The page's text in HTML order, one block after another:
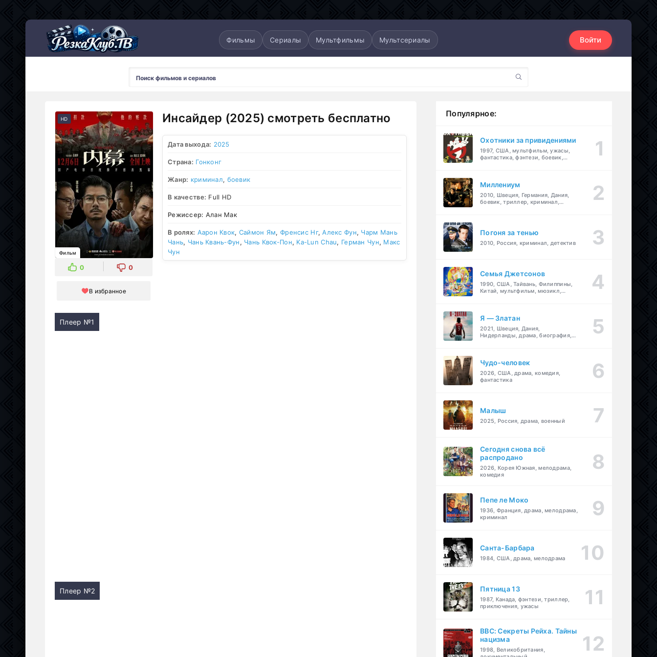
Фильмы Сериалы Мультфильмы Мультсериалы Войти
HD
Фильм
0 0
В избранное
Инсайдер (2025) смотреть бесплатно
Дата выхода: 2025
Страна: Гонконг
Жанр: криминал, боевик
В качестве: Full HD
Режиссер: Алан Мак
В ролях: Аарон Квок, Саймон Ям, Френсис Нг,Алекс Фун, Чарм Мань
Чань, Чань Квань-Фун, Чань Квок-Пон, Ka-Lun Chau, Герман Чун, Макс
Чун
Плеер №1
Плеер №2
Популярное:
Охотники за привидениями
1997, США, мультфильм, ужасы,
фантастика, фэнтези, боевик,
Миллениум
2010, Швеция, Германия, Дания,
боевик, триллер, криминал,
Погоня за тенью
2010, Россия, криминал, детектив
Семья Джетсонов
1990, США, Тайвань, Филиппины,
Китай, мультфильм, мюзикл,
Я — Златан
2021, Швеция, Дания,
Нидерланды, драма, биография,
Чудо-человек
2026, США, драма, комедия,
фантастика
Малыш
2025, Россия, драма, военный
Сегодня снова всё
распродано
2026, Корея Южная, мелодрама,
комедия
Пепе ле Моко
1936, Франция, драма, мелодрама,
криминал
Санта-Барбара
1984, США, драма, мелодрама
Пятница 13
1987, Канада, фэнтези, триллер,
приключения, ужасы
BBC: Секреты Рейха. Тайны
нацизма
1998, Великобритания,
Мультсериалы